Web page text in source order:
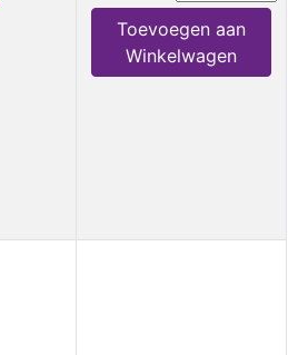
Toevoegen aan
Winkelwagen